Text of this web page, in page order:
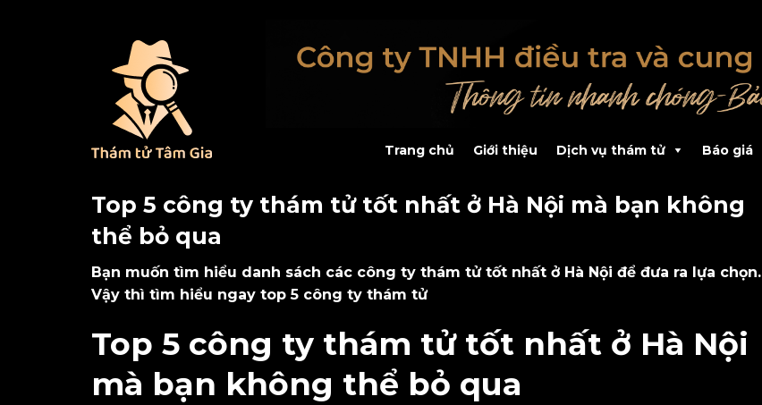
Trang chủ Giới thiệu Dịch vụ thám tử Báo giá
Top 5 công ty thám tử tốt nhất ở Hà Nội mà bạn không
thể bỏ qua
Bạn muốn tìm hiểu danh sách các công ty thám tử tốt nhất ở Hà Nội để đưa ra lựa chọn.
Vậy thì tìm hiểu ngay top 5 công ty thám tử
Top 5 công ty thám tử tốt nhất ở Hà Nội
mà bạn không thể bỏ qua